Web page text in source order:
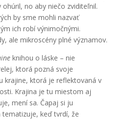
no aby niečo zviditeľnil.
by sme mohli nazvať
ich robí výnimočnými.
ale mikroscény plné významov.
knihou o láske – nie
ktorá pozná svoje
krajine, ktorá je reflektovaná v
Krajina je tu miestom aj
mení sa. Čapaj si ju
keď tvrdí, že